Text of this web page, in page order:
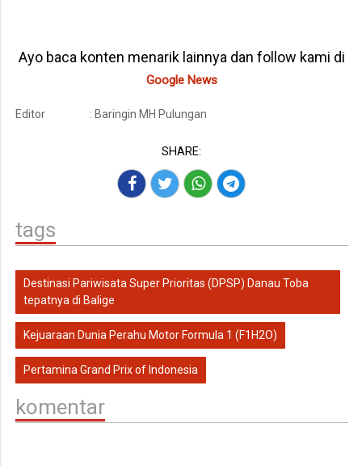
Ayo baca konten menarik lainnya dan follow kami di
Google News
Editor : Baringin MH Pulungan
SHARE:
tags
Destinasi Pariwisata Super Prioritas (DPSP) Danau Toba
tepatnya di Balige
Kejuaraan Dunia Perahu Motor Formula 1 (F1H2O)
Pertamina Grand Prix of Indonesia
komentar